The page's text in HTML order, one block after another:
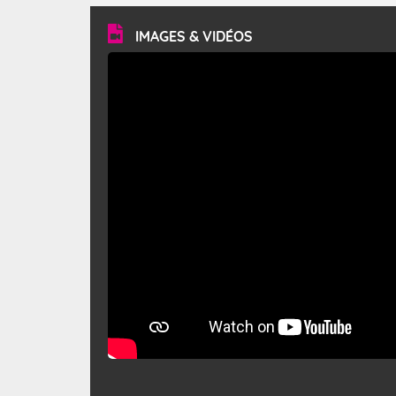
vitesse moyenne de 50 km/h et atteindre 80 à 100 km/h
en rafales, parfois davantage. Il parcourt la basse vallée
du Rhône et la Provence et envahit le littoral
méditerranéen à partir de la Camargue.
IMAGES & VIDÉOS